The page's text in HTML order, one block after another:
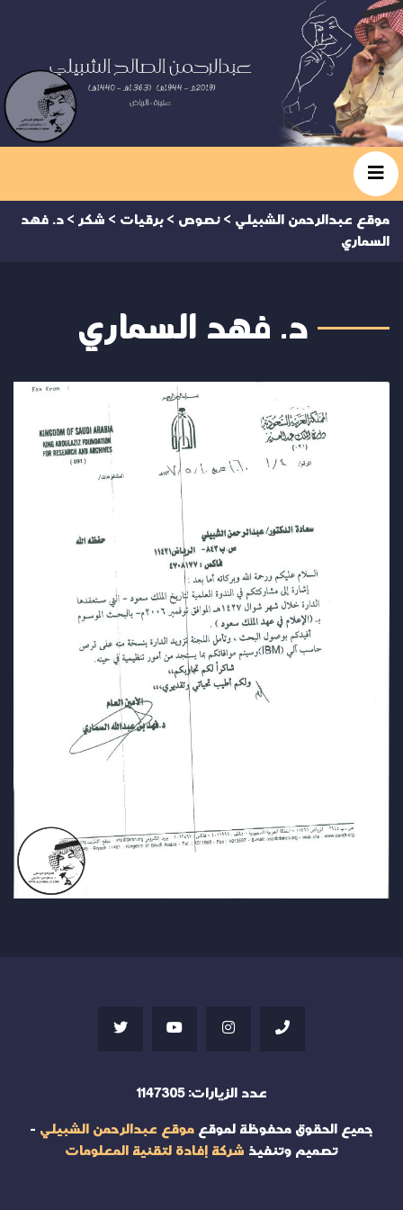
موقع عبدالرحمن الشبيلي > نصوص > برقيات > شكر > د. فهد
السماري
د. فهد السماري
عدد الزيارات:1147305
جميع الحقوق محفوظة لموقعموقع عبدالرحمن الشبيلي -
تصميم وتنفيذ شركة إفادة لتقنية المعلومات